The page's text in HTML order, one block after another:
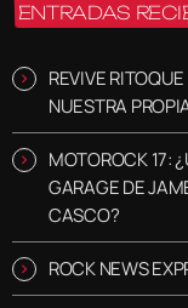
ENTRADAS
REVIVE
NUESTRA
MOTOROCK 17:
GARAGE DE
CASCO?
ROCK NEWS